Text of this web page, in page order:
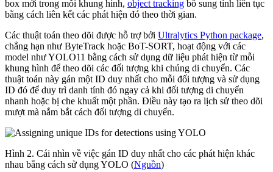
box mới trong mỗi khung hình, object tracking bổ sung tính liên tục
bằng cách liên kết các phát hiện đó theo thời gian.
Các thuật toán theo dõi được hỗ trợ bởi Ultralytics Python package,
chẳng hạn như ByteTrack hoặc BoT-SORT, hoạt động với các
model như YOLO11 bằng cách sử dụng dữ liệu phát hiện từ mỗi
khung hình để theo dõi các đối tượng khi chúng di chuyển. Các
thuật toán này gán một ID duy nhất cho mỗi đối tượng và sử dụng
ID đó để duy trì danh tính đó ngay cả khi đối tượng di chuyển
nhanh hoặc bị che khuất một phần. Điều này tạo ra lịch sử theo dõi
mượt mà nắm bắt cách đối tượng di chuyển.
Hình 2. Cái nhìn về việc gán ID duy nhất cho các phát hiện khác
nhau bằng cách sử dụng YOLO (Nguồn)